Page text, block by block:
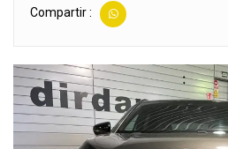
Compartir :